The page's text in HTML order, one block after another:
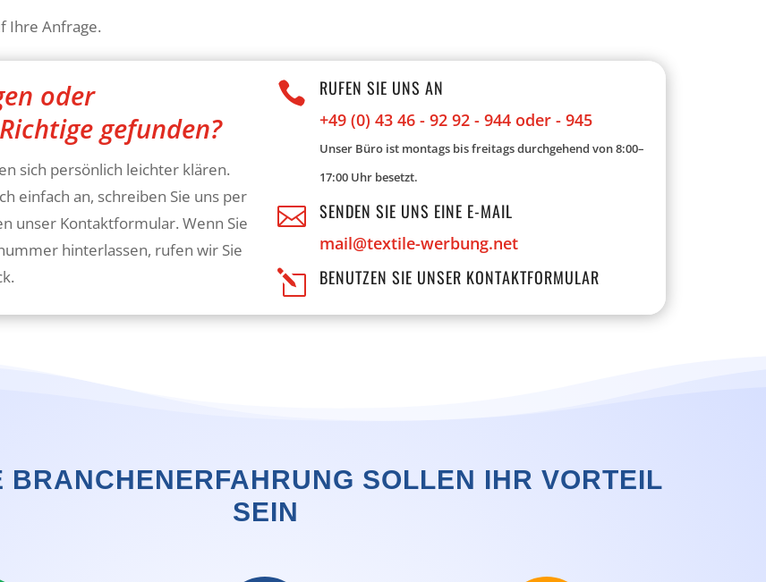
Ihre Anfrage.
oder
gefunden?
sich persönlich leichter klären.
einfach an, schreiben Sie uns per
unser Kontaktformular. Wenn Sie
hinterlassen, rufen wir Sie
 RUFEN SIE UNS AN
+49 (0) 43 46 - 92 92 - 944 oder - 945
Unser Büro ist montags bis freitags durchgehend von 8:00–
17:00 Uhr besetzt.
 SENDEN SIE UNS EINE E-MAIL
mail@textile-werbung.net
l BENUTZEN SIE UNSER KONTAKTFORMULAR
BRANCHENERFAHRUNG SOLLEN IHR VORTEIL
SEIN